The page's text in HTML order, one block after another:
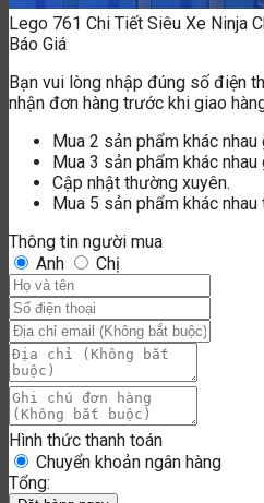
Thông tin người mua
Anh
Hình thức thanh toán
Chuyển khoản ngân hàng
Tổng:
Đặt hàng ngay
Lego 761 Chi Tiết Siêu Xe Ninja Cho Bé
fedexposterprinting
ninjatransferus
ninjatransfersus
Packagingnew
Coherentusa
Jptchatus
Trotecus
Edmundopticsus
Lumentumus
Xtoolf1